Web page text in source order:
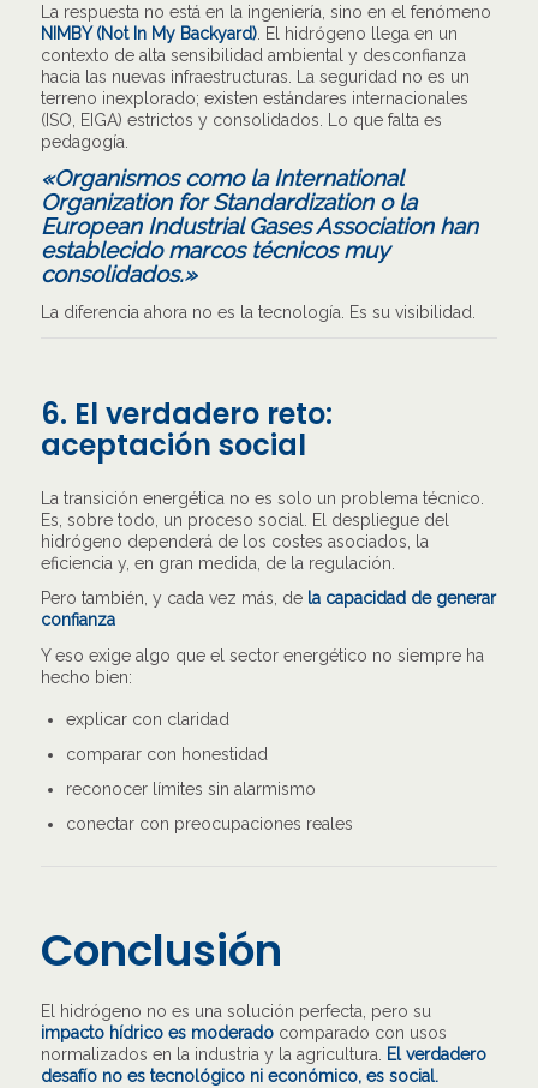
La respuesta no está en la ingeniería, sino en el fenómeno
NIMBY (Not In My Backyard). El hidrógeno llega en un
contexto de alta sensibilidad ambiental y desconfianza
hacia las nuevas infraestructuras. La seguridad no es un
terreno inexplorado; existen estándares internacionales
(ISO, EIGA) estrictos y consolidados. Lo que falta es
pedagogía.
«Organismos como la International
Organization for Standardization o la
European Industrial Gases Association han
establecido marcos técnicos muy
consolidados.»
La diferencia ahora no es la tecnología. Es su visibilidad.
6. El verdadero reto:
aceptación social
La transición energética no es solo un problema técnico.
Es, sobre todo, un proceso social. El despliegue del
hidrógeno dependerá de los costes asociados, la
eficiencia y, en gran medida, de la regulación.
Pero también, y cada vez más, de la capacidad de generar
confianza
Y eso exige algo que el sector energético no siempre ha
hecho bien:
explicar con claridad
comparar con honestidad
reconocer límites sin alarmismo
conectar con preocupaciones reales
Conclusión
El hidrógeno no es una solución perfecta, pero su
impacto hídrico es moderadocomparado con usos
normalizados en la industria y la agricultura.
El verdadero
desafío no es tecnológico ni económico, es social.